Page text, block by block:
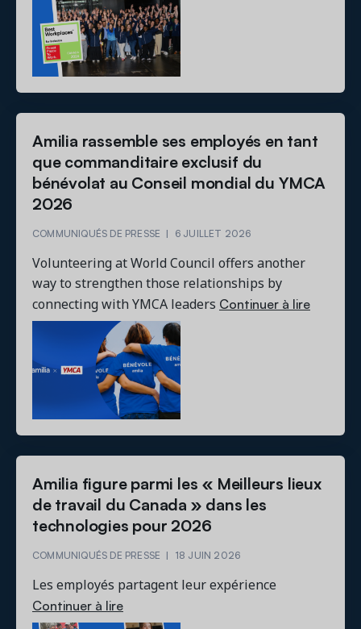
Amilia rassemble ses employés en tant
que commanditaire exclusif du
bénévolat au Conseil mondial du YMCA
2026
COMMUNIQUÉS DE PRESSE | 6 JUILLET 2026
Volunteering at World Council offers another
way to strengthen those relationships by
connecting with YMCA leaders Continuer à lire
Amilia figure parmi les « Meilleurs lieux
de travail du Canada » dans les
technologies pour 2026
COMMUNIQUÉS DE PRESSE | 18 JUIN 2026
Les employés partagent leur expérience
Continuer à lire